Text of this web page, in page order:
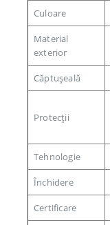
Culoare
Material
exterior
Căptușeală
Protecții
Tehnologie
Închidere
Certificare